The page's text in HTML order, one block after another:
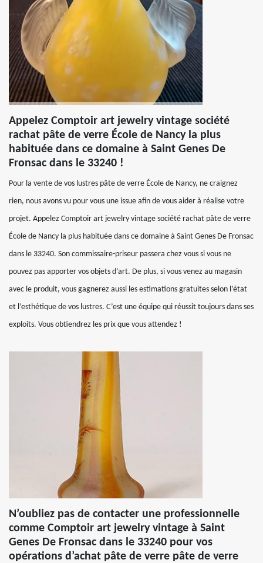
Appelez Comptoir art jewelry vintage société
rachat pâte de verre École de Nancy la plus
habituée dans ce domaine à Saint Genes De
Fronsac dans le 33240 !
Pour la vente de vos lustres pâte de verre École de Nancy, ne craignez
rien, nous avons vu pour vous une issue afin de vous aider à réalise votre
projet. Appelez Comptoir art jewelry vintage société rachat pâte de verre
École de Nancy la plus habituée dans ce domaine à Saint Genes De Fronsac
dans le 33240. Son commissaire-priseur passera chez vous si vous ne
pouvez pas apporter vos objets d’art. De plus, si vous venez au magasin
avec le produit, vous gagnerez aussi les estimations gratuites selon l’état
et l’esthétique de vos lustres. C’est une équipe qui réussit toujours dans ses
exploits. Vous obtiendrez les prix que vous attendez !
N’oubliez pas de contacter une professionnelle
comme Comptoir art jewelry vintage à Saint
Genes De Fronsac dans le 33240 pour vos
opérations d’achat pâte de verre pâte de verre